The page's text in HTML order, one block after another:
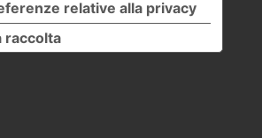
raccolta
relative alla privacy